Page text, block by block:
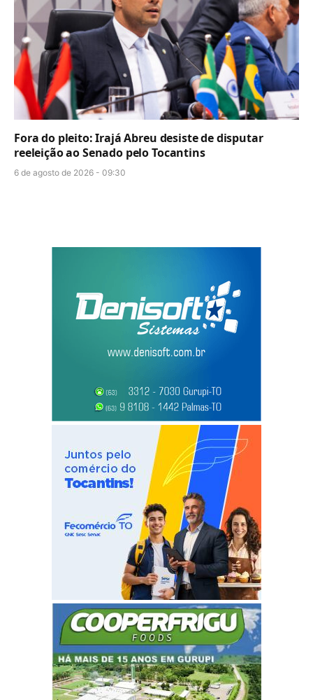
Fora do pleito: Irajá Abreu desiste de disputar
reeleição ao Senado pelo Tocantins
6 de agosto de 2026 - 09:30